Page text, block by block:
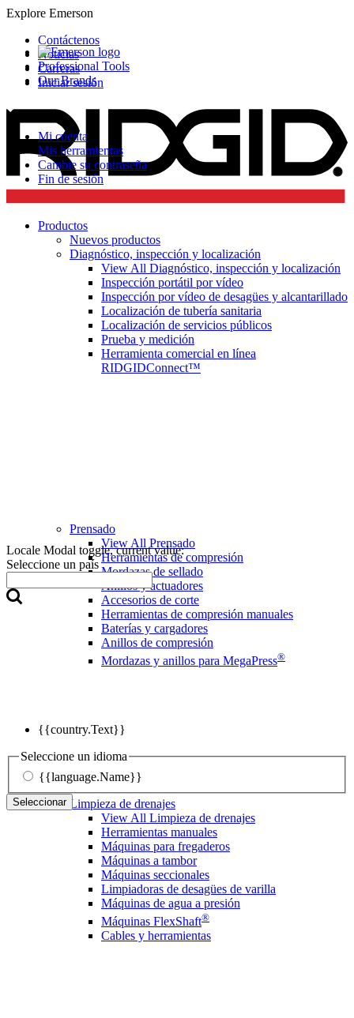
Explore Emerson
Professional Tools
Our Brands
Contáctenos
Noticias
Carreras
Iniciar sesión
Mi cuenta
Mis herramientas
Cambie su contraseña
Fin de sesión
Locale Modal toggle, current value:
Seleccione un país
{{country.Text}}
Seleccione un idioma
{{language.Name}}
Seleccionar
Productos
Nuevos productos
Diagnóstico, inspección y localización
View All Diagnóstico, inspección y localización
Inspección portátil por vídeo
Inspección por vídeo de desagües y alcantarillado
Localización de tubería sanitaria
Localización de servicios públicos
Prueba y medición
Herramienta comercial en línea
RIDGIDConnect™
Prensado
View All Prensado
Herramientas de compresión
Mordazas de sellado
Anillos y actuadores
Accesorios de corte
Herramientas de compresión manuales
Baterías y cargadores
Anillos de compresión
Mordazas y anillos para MegaPress®
Limpieza de drenajes
View All Limpieza de drenajes
Herramientas manuales
Máquinas para fregaderos
Máquinas a tambor
Máquinas seccionales
Limpiadoras de desagües de varilla
Máquinas de agua a presión
Máquinas FlexShaft®
Cables y herramientas